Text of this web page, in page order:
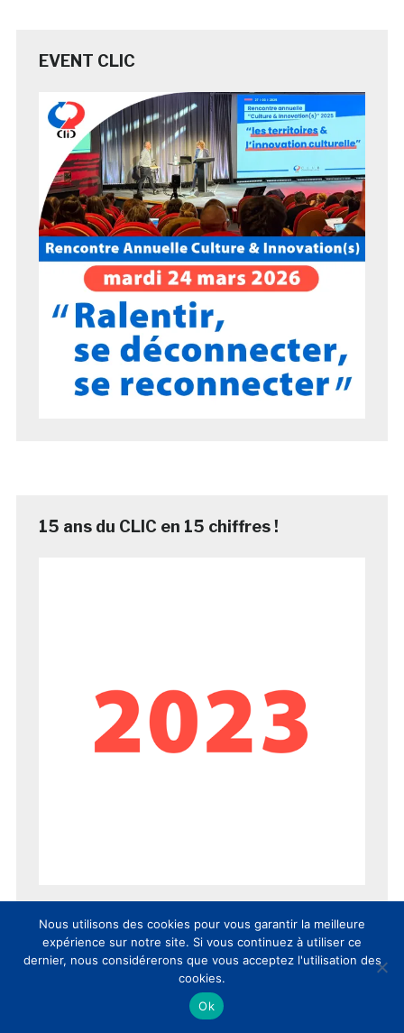
EVENT CLIC
15 ans du CLIC en 15 chiffres !
Nous utilisons des cookies pour vous garantir la meilleure
expérience sur notre site. Si vous continuez à utiliser ce
dernier, nous considérerons que vous acceptez l'utilisation des
cookies.
Ok